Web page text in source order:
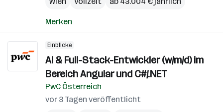
Merken
Einblicke
AI & Full-Stack-Entwickler (w/m/d) im
Bereich Angular und C#/.NET
PwC Österreich
vor 3 Tagen veröffentlicht